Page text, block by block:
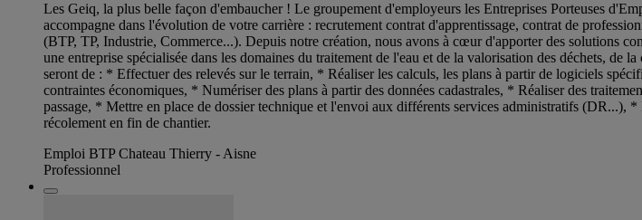
Les Geiq, la plus belle façon d'embaucher ! Le groupement d'employeurs les Entreprises Porteuses
accompagne dans l'évolution de votre carrière : recrutement contrat d'apprentissage, contrat de
(BTP, TP, Industrie, Commerce...). Depuis notre création, nous avons à cœur d'apporter des solutions
une entreprise spécialisée dans les domaines du traitement de l'eau et de la valorisation des déchets,
seront de : * Effectuer des relevés sur le terrain, * Réaliser les calculs, les plans à partir de logiciels
contraintes économiques, * Numériser des plans à partir des données cadastrales, * Réaliser des
passage, * Mettre en place de dossier technique et l'envoi aux différents services administratifs
récolement en fin de chantier.
Emploi BTP Chateau Thierry - Aisne
Professionnel